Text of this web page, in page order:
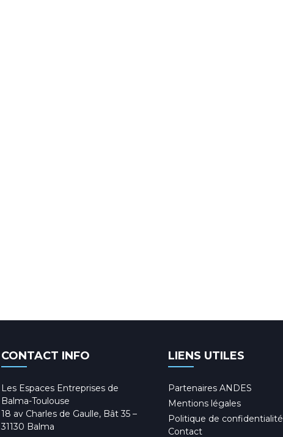
CONTACT INFO
Les Espaces Entreprises de
Balma-Toulouse
18 av Charles de Gaulle, Bât 35 –
31130 Balma
LIENS UTILES
Partenaires ANDES
Mentions légales
Politique de confidentialité
Contact